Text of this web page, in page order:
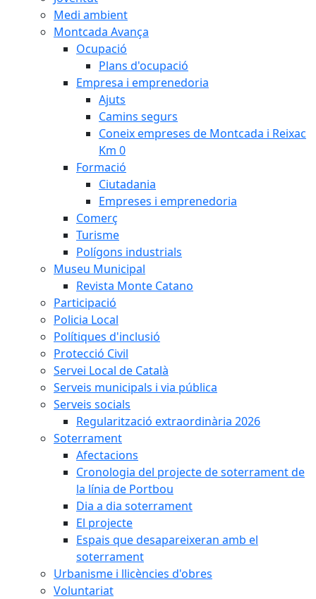
Medi ambient
Montcada Avança
Ocupació
Plans d'ocupació
Empresa i emprenedoria
Ajuts
Camins segurs
Coneix empreses de Montcada i Reixac
Km 0
Formació
Ciutadania
Empreses i emprenedoria
Comerç
Turisme
Polígons industrials
Museu Municipal
Revista Monte Catano
Participació
Policia Local
Polítiques d'inclusió
Protecció Civil
Servei Local de Català
Serveis municipals i via pública
Serveis socials
Regularització extraordinària 2026
Soterrament
Afectacions
Cronologia del projecte de soterrament de
la línia de Portbou
Dia a dia soterrament
El projecte
Espais que desapareixeran amb el
soterrament
Urbanisme i llicències d'obres
Voluntariat